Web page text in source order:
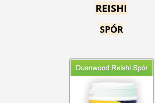
REISHI
SPÓR